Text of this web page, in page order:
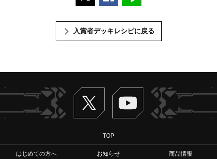
入賞者デッキレシピに戻る
Twitter ヴァンガードch
TOP
はじめての方へ お知らせ
商品情報